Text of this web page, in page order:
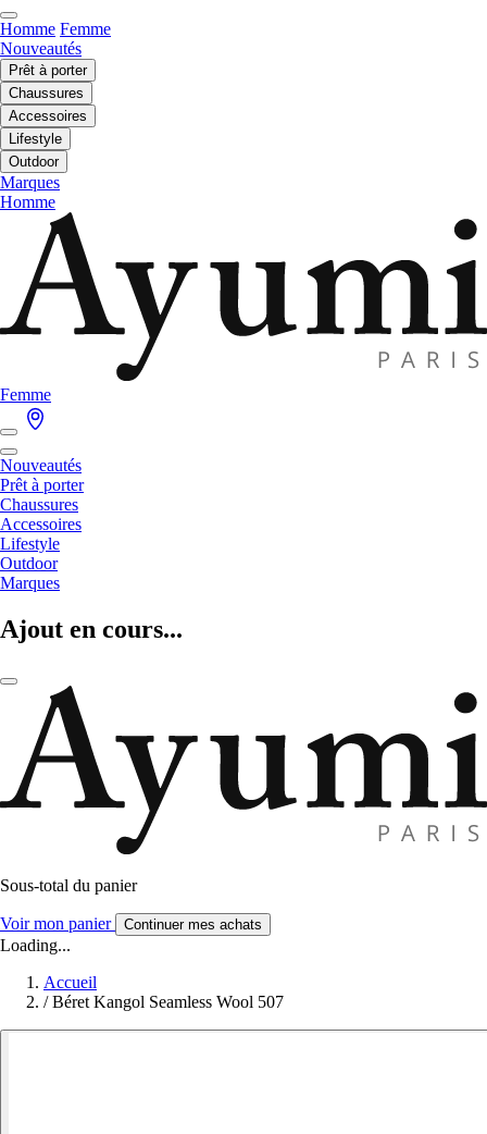
Homme Femme
Nouveautés
Prêt à porter
Chaussures
Accessoires
Lifestyle
Outdoor
Marques
Homme
Femme
Nouveautés
Prêt à porter
Chaussures
Accessoires
Lifestyle
Outdoor
Marques
Ajout en cours...
Sous-total du panier
Voir mon panier Continuer mes achats
Loading...
Accueil
/ Béret Kangol Seamless Wool 507